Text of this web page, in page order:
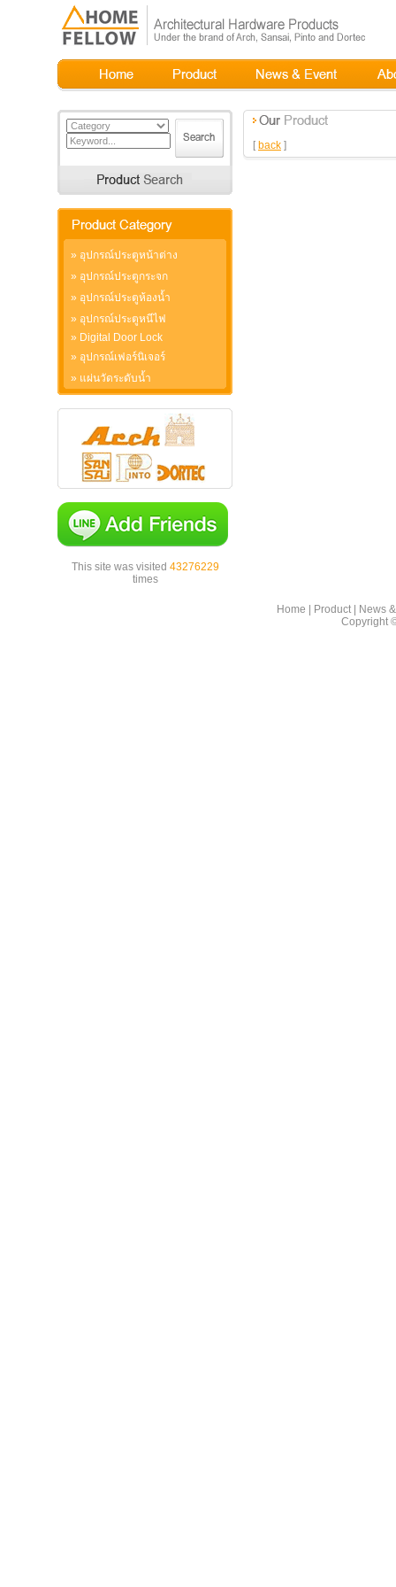
» อุปกรณ์ประตูหน้าต่าง
» อุปกรณ์ประตูกระจก
» อุปกรณ์ประตูห้องน้ำ
» อุปกรณ์ประตูหนีไฟ
» Digital Door Lock
» อุปกรณ์เฟอร์นิเจอร์
» แผ่นวัดระดับน้ำ
This site was visited 43276229
times
[ back ]
Home Product|
News
Copyright